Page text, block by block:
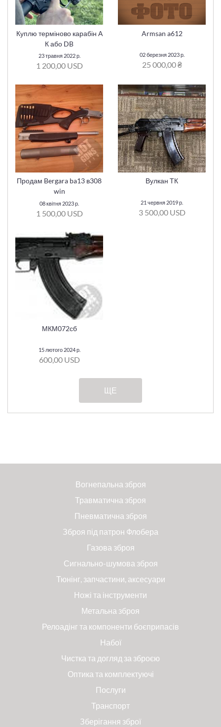
Куплю терміново карабін А
К або DB
23 травня 2022 р.
1 200,00 USD
Armsan a612
02 березня 2023 р.
25 000,00 ₴
Продам Bergara ba13 в308
win
08 квітня 2023 р.
1 500,00 USD
Вулкан ТК
21 червня 2019 р.
3 500,00 USD
МКМ072сб
15 лютого 2024 р.
600,00 USD
ЩЕ
Вогнепальна зброя
Травматична зброя
Пневматична зброя
Зброя під патрон Флобера
Газова зброя
Сигнально-шумова зброя
Тюнінг, запчастини, аксесуари
Ножі та інструменти
Метальна зброя
Релоадінг та компоненти боєприпасів
Набої
Чистка та догляд за зброєю
Оптика та комплектуючі
Послуги
Транспорт
Зберігання зброї